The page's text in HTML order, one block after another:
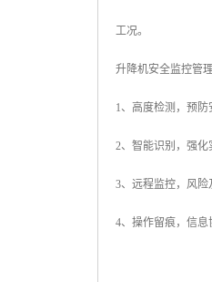
工况。
升降机安全监控管
1、高度检测，预
2、智能识别，强化
3、远程监控，风险
4、操作留痕，信息